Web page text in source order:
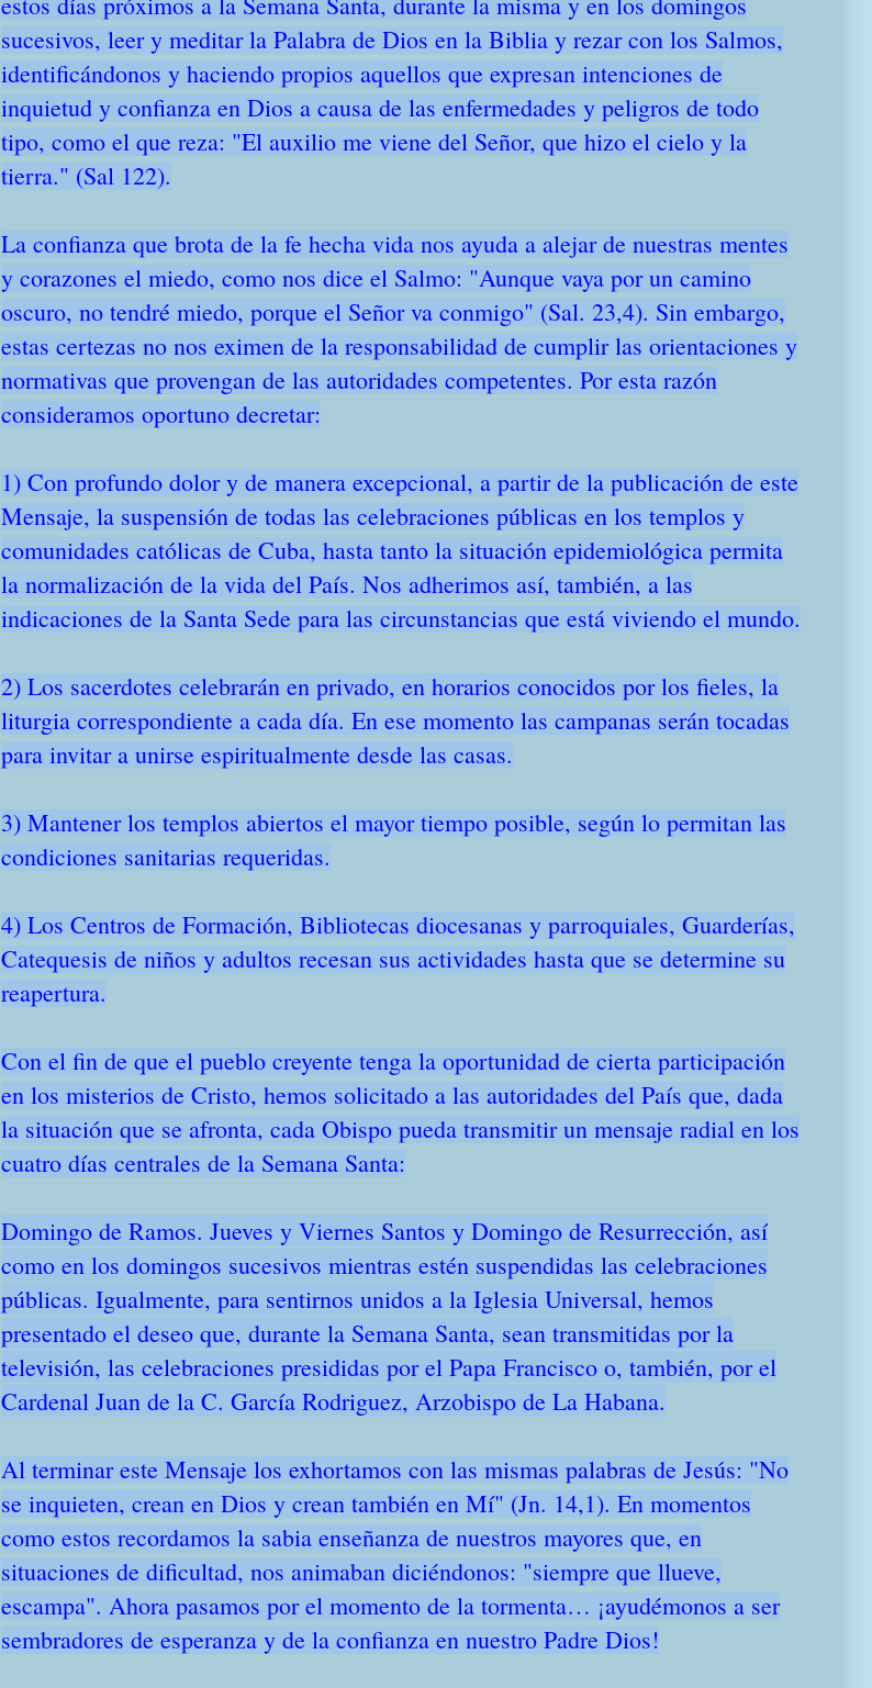
sucesivos, leer y meditar la Palabra de Dios en la Biblia y rezar con los Salmos,
identificándonos y haciendo propios aquellos que expresan intenciones de
inquietud y confianza en Dios a causa de las enfermedades y peligros de todo
tipo, como el que reza: "El auxilio me viene del Señor, que hizo el cielo y la
tierra." (Sal 122).
La confianza que brota de la fe hecha vida nos ayuda a alejar de nuestras mentes
y corazones el miedo, como nos dice el Salmo: "Aunque vaya por un camino
oscuro, no tendré miedo, porque el Señor va conmigo" (Sal. 23,4). Sin embargo,
estas certezas no nos eximen de la responsabilidad de cumplir las orientaciones y
normativas que provengan de las autoridades competentes. Por esta razón
consideramos oportuno decretar:
1) Con profundo dolor y de manera excepcional, a partir de la publicación de este
Mensaje, la suspensión de todas las celebraciones públicas en los templos y
comunidades católicas de Cuba, hasta tanto la situación epidemiológica permita
la normalización de la vida del País. Nos adherimos así, también, a las
indicaciones de la Santa Sede para las circunstancias que está viviendo el mundo.
2) Los sacerdotes celebrarán en privado, en horarios conocidos por los fieles, la
liturgia correspondiente a cada día. En ese momento las campanas serán tocadas
para invitar a unirse espiritualmente desde las casas.
3) Mantener los templos abiertos el mayor tiempo posible, según lo permitan las
condiciones sanitarias requeridas.
4) Los Centros de Formación, Bibliotecas diocesanas y parroquiales, Guarderías,
Catequesis de niños y adultos recesan sus actividades hasta que se determine su
reapertura.
Con el fin de que el pueblo creyente tenga la oportunidad de cierta participación
en los misterios de Cristo, hemos solicitado a las autoridades del País que, dada
la situación que se afronta, cada Obispo pueda transmitir un mensaje radial en los
cuatro días centrales de la Semana Santa:
Domingo de Ramos. Jueves y Viernes Santos y Domingo de Resurrección, así
como en los domingos sucesivos mientras estén suspendidas las celebraciones
públicas. Igualmente, para sentirnos unidos a la Iglesia Universal, hemos
presentado el deseo que, durante la Semana Santa, sean transmitidas por la
televisión, las celebraciones presididas por el Papa Francisco o, también, por el
Cardenal Juan de la C. García Rodriguez, Arzobispo de La Habana.
Al terminar este Mensaje los exhortamos con las mismas palabras de Jesús: "No
se inquieten, crean en Dios y crean también en Mí" (Jn. 14,1). En momentos
como estos recordamos la sabia enseñanza de nuestros mayores que, en
situaciones de dificultad, nos animaban diciéndonos: "siempre que llueve,
escampa". Ahora pasamos por el momento de la tormenta… ¡ayudémonos a ser
sembradores de esperanza y de la confianza en nuestro Padre Dios!